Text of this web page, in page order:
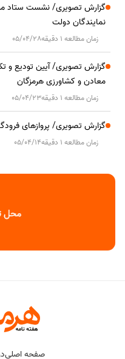
گزارش تصویری/ نشست ستاد
نمایندگان دولت
زمان مطالعه 1 دقیقه 05/04/28
گزارش تصویری/ آیین تودیع و
معادن و کشاورزی هرمزگان
زمان مطالعه 1 دقیقه 05/04/23
گزارش تصویری/ پروازهای
زمان مطالعه 1 دقیقه 05/04/14
صفحه اصلی